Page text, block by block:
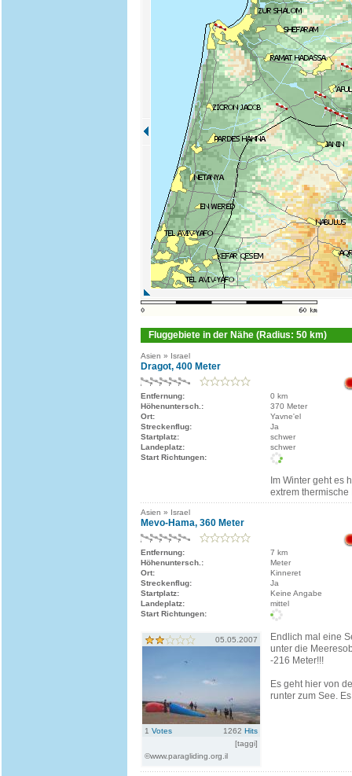
Fluggebiete in der Nähe (Radius: 50 km)
Asien » Israel
Dragot, 400 Meter
Entfernung:
0 km
Höhenuntersch.:
370 Meter
Ort:
Yavne'el
Streckenflug:
Ja
Startplatz:
schwer
Landeplatz:
schwer
Start Richtungen:
Im Winter geht es
extrem thermische
Asien » Israel
Mevo-Hama, 360 Meter
Entfernung:
7 km
Höhenuntersch.:
Meter
Ort:
Kinneret
Streckenflug:
Ja
Startplatz:
Keine Angabe
Landeplatz:
mittel
Start Richtungen:
05.05.2007
1 Votes 1262 Hits
[taggi]
©www.paragliding.org.il
Endlich mal eine
unter die
-216 Meter!!!
Es geht hier von
runter zum See.